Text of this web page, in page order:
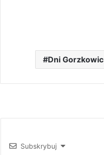
Dni Gorzkowic
Subskrybuj